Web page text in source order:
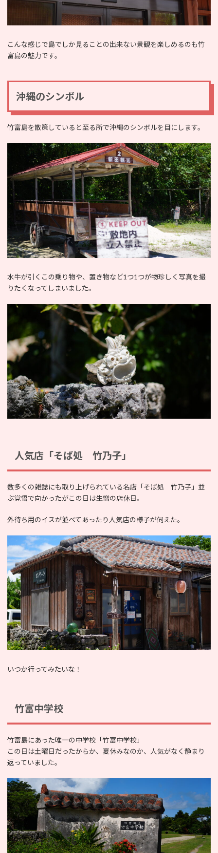
こんな感じで島でしか見ることの出来ない景観を楽しめるのも竹
富島の魅力です。
沖縄のシンボル
竹富島を散策していると至る所で沖縄のシンボルを目にします。
水牛が引くこの乗り物や、置き物など1つ1つが物珍しく写真を撮
りたくなってしまいました。
人気店「そば処 竹乃子」
数多くの雑誌にも取り上げられている名店「そば処 竹乃子」並
ぶ覚悟で向かったがこの日は生憎の店休日。
外待ち用のイスが並べてあったり人気店の様子が伺えた。
いつか行ってみたいな！
竹富中学校
竹富島にあった唯一の中学校「竹富中学校」
この日は土曜日だったからか、夏休みなのか、人気がなく静まり
返っていました。